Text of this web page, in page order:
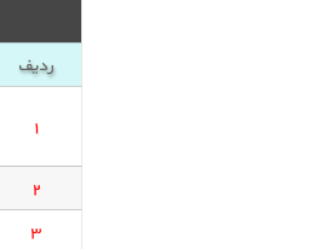
ردیف
۱
۲
۳